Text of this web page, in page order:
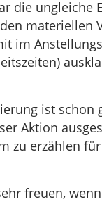
die ungleiche
materiellen
im
ist schon
Aktion
zu erzählen
freuen,